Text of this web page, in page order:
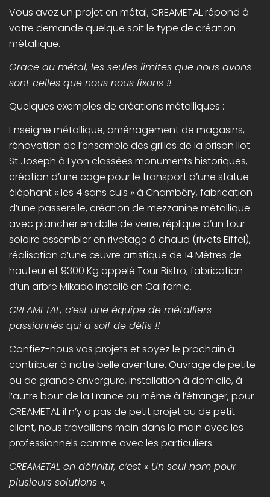
Vous avez un projet en métal, CREAMETAL répond à
votre demande quelque soit le type de création
métallique.
Grace au métal, les seules limites que nous avons
sont celles que nous nous fixons !!
Quelques exemples de créations métalliques :
Enseigne métallique, aménagement de magasins,
rénovation de l’ensemble des grilles de la prison Ilot
St Joseph à Lyon classées monuments historiques,
création d’une cage pour le transport d’une statue
éléphant « les 4 sans culs » à Chambéry, fabrication
d’une passerelle, création de mezzanine métallique
avec plancher en dalle de verre, réplique d’un four
solaire assembler en rivetage à chaud (rivets Eiffel),
réalisation d’une œuvre artistique de 14 Mètres de
hauteur et 9300 Kg appelé Tour Bistro, fabrication
d’un arbre Mikado installé en Californie.
CREAMETAL, c’est une équipe de métalliers
passionnés qui a soif de défis !!
Confiez-nous vos projets et soyez le prochain à
contribuer à notre belle aventure. Ouvrage de petite
ou de grande envergure, installation à domicile, à
l’autre bout de la France ou même à l’étranger, pour
CREAMETAL il n’y a pas de petit projet ou de petit
client, nous travaillons main dans la main avec les
professionnels comme avec les particuliers.
CREAMETAL en définitif, c’est « Un seul nom pour
plusieurs solutions ».